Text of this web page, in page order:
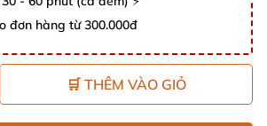
đơn hàng từ 300.000đ
🛒 THÊM VÀO GIỎ